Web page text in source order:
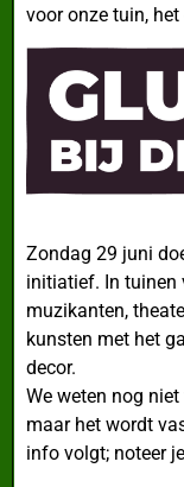
voor onze tuin,
Zondag 29 juni
initiatief. In tuinen
muzikanten,
kunsten met het
decor.
We weten nog
maar het wordt
info volgt; noteer